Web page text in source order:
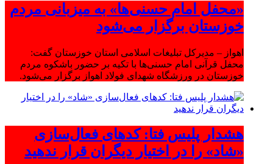
«محفل امام حسنی‌ها» به میزبانی مردم
خوزستان برگزار می‌شود
اهواز – مدیرکل تبلیغات اسلامی استان خوزستان گفت:
محفل قرآنی امام حسنی‌ها با تکیه بر حضور باشکوه مردم
خوزستان در ورزشگاه شهدای فولاد اهواز برگزار می‌شود.
هشدار پلیس فتا: کدهای فعال‌سازی
«شاد» را در اختیار دیگران قرار ندهید